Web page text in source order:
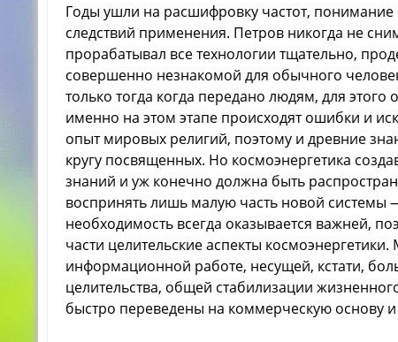
Годы ушли на расшифровку частот,
следствий применения. Петров никогда не
прорабатывал все технологии тщательно,
совершенно незнакомой для обычного
только тогда когда передано людям, для
именно на этом этапе происходят ошибки и
опыт мировых религий, поэтому и древние
кругу посвященных. Но космоэнергетика
знаний и уж конечно должна быть
воспринять лишь малую часть новой системы
необходимость всегда оказывается важней,
части целительские аспекты
информационной работе, несущей, кстати,
целительства, общей стабилизации
быстро переведены на коммерческую основу